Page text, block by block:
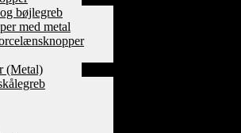
bøjlegreb
med metal
(Metal)